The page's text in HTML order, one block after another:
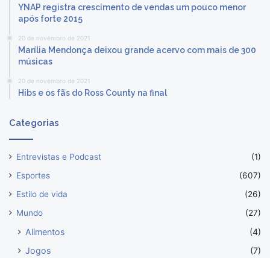
YNAP registra crescimento de vendas um pouco menor
após forte 2015
20 de novembro de 2021
Marília Mendonça deixou grande acervo com mais de 300
músicas
20 de novembro de 2021
Hibs e os fãs do Ross County na final
Categorias
Entrevistas e Podcast
(1)
Esportes
(607)
Estilo de vida
(26)
Mundo
(27)
Alimentos
(4)
Jogos
(7)